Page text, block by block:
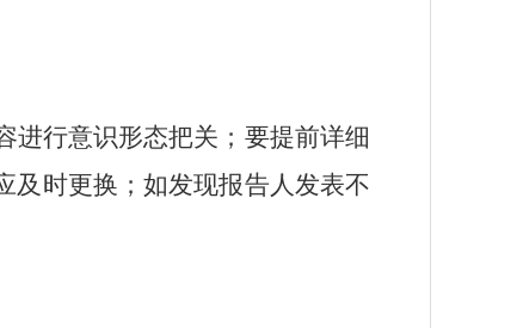
进行意识形态把关；要提前详细
及时更换；如发现报告人发表不